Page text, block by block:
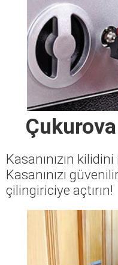
Kasanınızın
Kasanınızı
çilingiriciye açtırın!